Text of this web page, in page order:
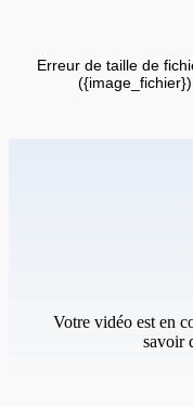
Erreur de taille de
Votre vidéo est en
savoir